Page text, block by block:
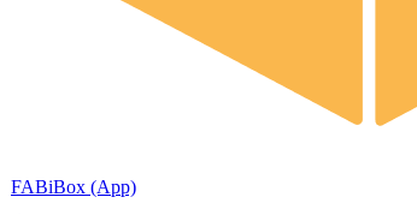
FABiBox (App)